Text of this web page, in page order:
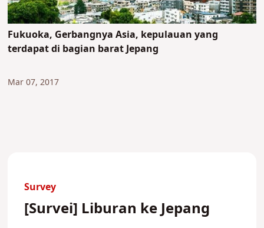
Fukuoka, Gerbangnya Asia, kepulauan yang
terdapat di bagian barat Jepang
Mar 07, 2017
Survey
[Survei] Liburan ke Jepang